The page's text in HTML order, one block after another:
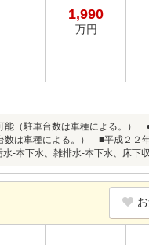
1,990
万円
（駐車台数は車種による。
数は車種による。） ■平成２
-本下水、雑排水-本下水、床下